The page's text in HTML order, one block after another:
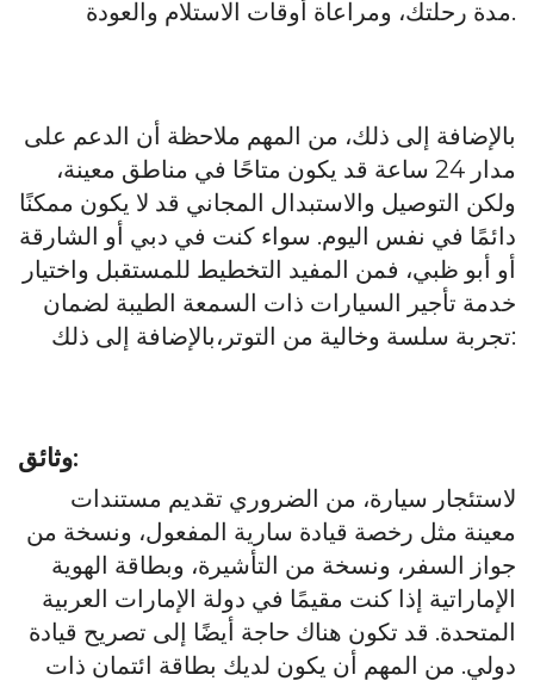
مدة رحلتك، ومراعاة أوقات الاستلام والعودة.
بالإضافة إلى ذلك، من المهم ملاحظة أن الدعم على
مدار 24 ساعة قد يكون متاحًا في مناطق معينة،
ولكن التوصيل والاستبدال المجاني قد لا يكون ممكنًا
دائمًا في نفس اليوم. سواء كنت في دبي أو الشارقة
أو أبو ظبي، فمن المفيد التخطيط للمستقبل واختيار
خدمة تأجير السيارات ذات السمعة الطيبة لضمان
تجربة سلسة وخالية من التوتر،بالإضافة إلى ذلك:
وثائق:
لاستئجار سيارة، من الضروري تقديم مستندات
معينة مثل رخصة قيادة سارية المفعول، ونسخة من
جواز السفر، ونسخة من التأشيرة، وبطاقة الهوية
الإماراتية إذا كنت مقيمًا في دولة الإمارات العربية
المتحدة. قد تكون هناك حاجة أيضًا إلى تصريح قيادة
دولي. من المهم أن يكون لديك بطاقة ائتمان ذات